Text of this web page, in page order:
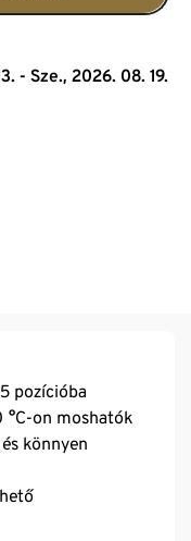
- Sze., 2026. 08. 19.
pozícióba
°C-on moshatók
könnyen